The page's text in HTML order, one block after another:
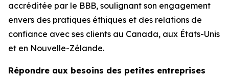
accréditée par le BBB, soulignant son engagement
envers des pratiques éthiques et des relations de
confiance avec ses clients au Canada, aux États-Unis
et en Nouvelle-Zélande.
Répondre aux besoins des petites entreprises